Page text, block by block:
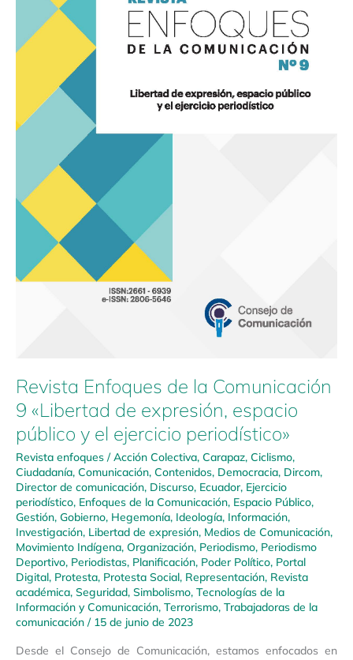
Revista Enfoques de la Comunicación
9 «Libertad de expresión, espacio
público y el ejercicio periodístico»
Revista enfoques /Acción Colectiva, Carapaz, Ciclismo,
Ciudadanía, Comunicación, Contenidos, Democracia, Dircom,
Director de comunicación, Discurso, Ecuador, Ejercicio
periodístico, Enfoques de la Comunicación, Espacio Público,
Gestión, Gobierno, Hegemonía, Ideología, Información,
Investigación, Libertad de expresión, Medios de Comunicación,
Movimiento Indígena, Organización, Periodismo, Periodismo
Deportivo, Periodistas, Planificación, Poder Político, Portal
Digital, Protesta, Protesta Social, Representación, Revista
académica, Seguridad, Simbolismo, Tecnologías de la
Información y Comunicación, Terrorismo, Trabajadoras de la
comunicación / 15 de junio de 2023
Desde el Consejo de Comunicación, estamos enfocados en
«Libertad
de
público
el
periodístico»